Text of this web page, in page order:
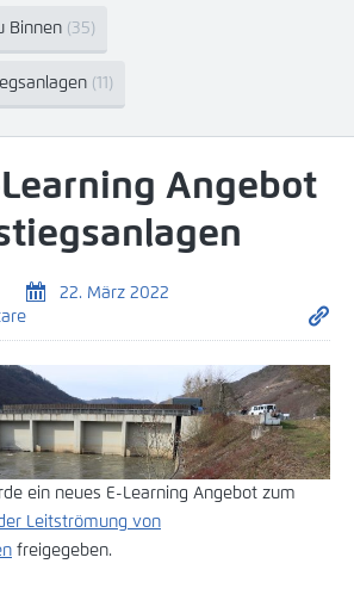
Binnen (35)
(11)
Angebot
22. März 2022
ein neues E-Learning Angebot zum
Leitströmung von
freigegeben.